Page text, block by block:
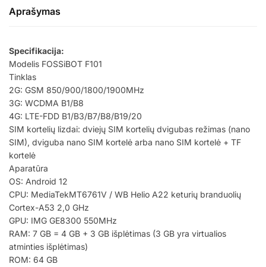
Aprašymas
Specifikacija:
Modelis FOSSiBOT F101
Tinklas
2G: GSM 850/900/1800/1900MHz
3G: WCDMA B1/B8
4G: LTE-FDD B1/B3/B7/B8/B19/20
SIM kortelių lizdai: dviejų SIM kortelių dvigubas režimas (nano
SIM), dviguba nano SIM kortelė arba nano SIM kortelė + TF
kortelė
Aparatūra
OS: Android 12
CPU: MediaTekMT6761V / WB Helio A22 keturių branduolių
Cortex-A53 2,0 GHz
GPU: IMG GE8300 550MHz
RAM: 7 GB = 4 GB + 3 GB išplėtimas (3 GB yra virtualios
atminties išplėtimas)
ROM: 64 GB